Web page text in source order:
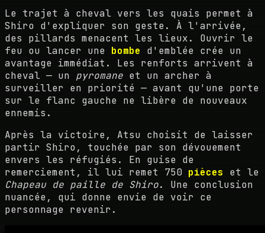
Le trajet à cheval vers les quais permet à
Shiro d'expliquer son geste. À l'arrivée,
des pillards menacent les lieux. Ouvrir le
feu ou lancer une bombe d'emblée crée un
avantage immédiat. Les renforts arrivent à
cheval — un pyromane et un archer à
surveiller en priorité — avant qu'une porte
sur le flanc gauche ne libère de nouveaux
ennemis.
Après la victoire, Atsu choisit de laisser
partir Shiro, touchée par son dévouement
envers les réfugiés. En guise de
remerciement, il lui remet 750 pièces et le
Chapeau de paille de Shiro. Une conclusion
nuancée, qui donne envie de voir ce
personnage revenir.